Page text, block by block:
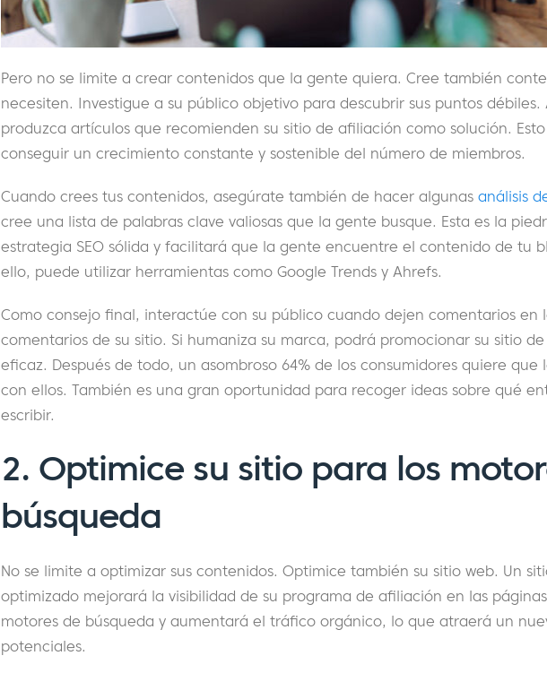
Pero no se limite a crear contenidos que la gente quiera. Cree también
necesiten. Investigue a su público objetivo para descubrir sus puntos
produzca artículos que recomienden su sitio de afiliación como solución.
conseguir un crecimiento constante y sostenible del número de miembros.
Cuando crees tus contenidos, asegúrate también de hacer algunas análisis
cree una lista de palabras clave valiosas que la gente busque. Esta es la
estrategia SEO sólida y facilitará que la gente encuentre el contenido de tu
ello, puede utilizar herramientas como Google Trends y Ahrefs.
Como consejo final, interactúe con su público cuando dejen comentarios en
comentarios de su sitio. Si humaniza su marca, podrá promocionar su sitio
eficaz. Después de todo, un asombroso 64% de los consumidores quiere que
con ellos. También es una gran oportunidad para recoger ideas sobre qué
escribir.
2. Optimice su sitio para los
búsqueda
No se limite a optimizar sus contenidos. Optimice también su sitio web. Un
optimizado mejorará la visibilidad de su programa de afiliación en las
motores de búsqueda y aumentará el tráfico orgánico, lo que atraerá un
potenciales.